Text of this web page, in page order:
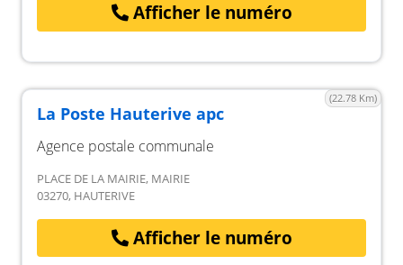
Afficher le numéro
(22.78 Km)
La Poste Hauterive apc
Agence postale communale
PLACE DE LA MAIRIE, MAIRIE
03270, HAUTERIVE
Afficher le numéro